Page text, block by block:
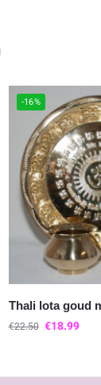
-16%
Thali lota goud
€22.50 €18.99